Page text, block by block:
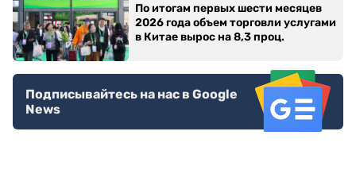
По итогам первых шести месяцев
2026 года объем торговли услугами
в Китае вырос на 8,3 проц.
Подписывайтесь на нас в Google
News